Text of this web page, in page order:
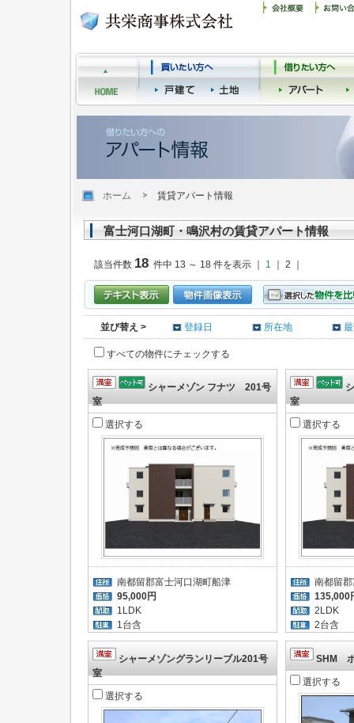
ホーム 賃貸アパート情報
富士河口湖町・鳴沢村の賃貸アパート情報
該当件数 18 件中 13 ～ 18 件を表示 ｜ 1 ｜ 2 ｜
並び替え > 登録日 所在地
すべての物件にチェックする
シャーメゾン フナツ 201号
室
選択する
南都留郡富士河口湖町船津
95,000円
1LDK
1台含
室
選択する
南都留
135,000
2LDK
2台
シャーメゾングランリーブル201号
室
選択する
SHM
選択する